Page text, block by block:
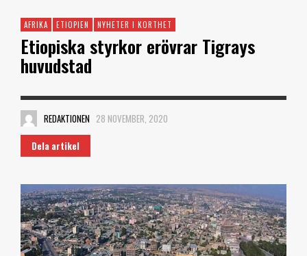
AFRIKA ETIOPIEN NYHETER I KORTHET
Etiopiska styrkor erövrar Tigrays
huvudstad
REDAKTIONEN 28 NOVEMBER, 2020
Dela artikel